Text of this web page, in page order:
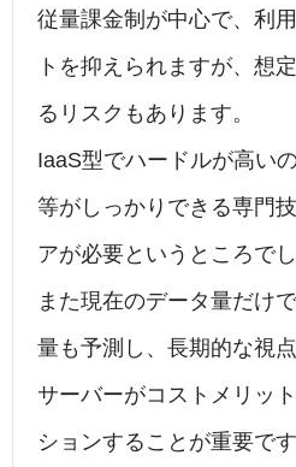
従量課金制が中心で、利
トを抑えられますが、想
るリスクもあります。
IaaS型でハードルが高い
等がしっかりできる専門
アが必要というところでし
また現在のデータ量だけ
量も予測し、長期的な視
サーバーがコストメリッ
ションすることが重要です